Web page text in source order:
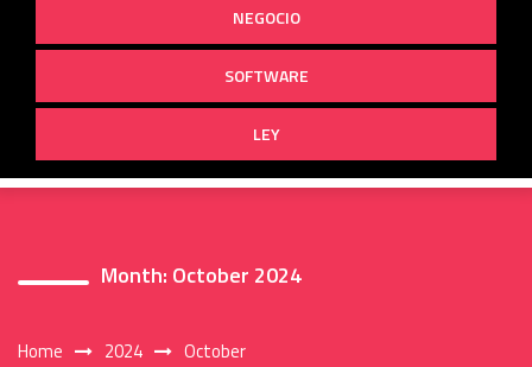
NEGOCIO
SOFTWARE
LEY
Month: October 2024
Home 2024 October